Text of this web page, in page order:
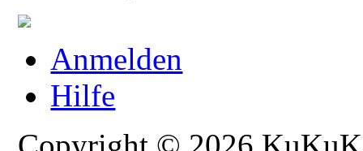
Anmelden
Hilfe